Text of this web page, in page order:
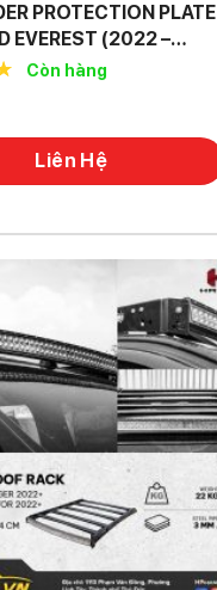
PROTECTION PLATE
EVEREST (2022 –
Còn hàng
Liên Hệ